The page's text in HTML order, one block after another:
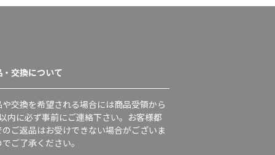
・交換について
や交換を希望される場合には商品受領から
内に必ず事前にご連絡下さい。お客様都
のご返品はお受けできない場合がございま
ご了承ください。